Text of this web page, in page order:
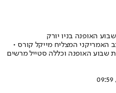
האופנה בניו יורק
האמריקני המצליח מייקל קורס •
האופנה וכללה סטייל מרשים